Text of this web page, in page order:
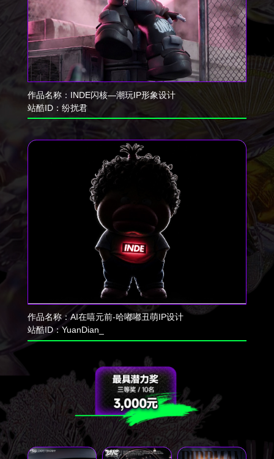
作品名称： INDE闪核—潮玩IP形象设计
站酷ID： 纷扰君
作品名称： AI在嘻元前-哈嘟嘟丑萌IP设计
站酷ID：YuanDian_